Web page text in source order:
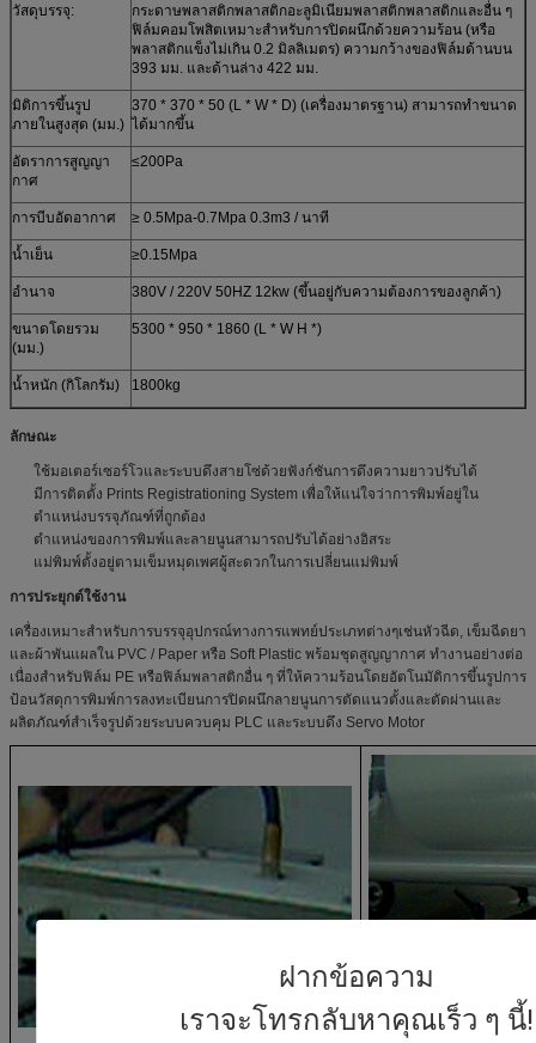
ฝากข้อความ
เราจะโทรกลับหาคุณเร็ว ๆ นี้!
วัสดุบรรจุ:
กระดาษพลาสติกพลาสติกอะลูมิเนียมพลาสติกพลาสติกและอื่น ๆ
ฟิล์มคอมโพสิตเหมาะสำหรับการปิดผนึกด้วยความร้อน (หรือ
พลาสติกแข็งไม่เกิน 0.2 มิลลิเมตร) ความกว้างของฟิล์มด้านบน
393 มม. และด้านล่าง 422 มม.
มิติการขึ้นรูป
ภายในสูงสุด (มม.)
370 * 370 * 50 (L * W * D) (เครื่องมาตรฐาน) สามารถทำขนาด
ได้มากขึ้น
อัตราการสูญญา
กาศ
≤200Pa
การบีบอัดอากาศ ≥ 0.5Mpa-0.7Mpa 0.3m3 / นาที
น้ำเย็น ≥0.15Mpa
อำนาจ 380V / 220V 50HZ 12kw (ขึ้นอยู่กับความต้องการของลูกค้า)
ขนาดโดยรวม
(มม.)
5300 * 950 * 1860 (L * W H *)
น้ำหนัก (กิโลกรัม) 1800kg
ลักษณะ
ใช้มอเตอร์เซอร์โวและระบบดึงสายโซ่ด้วยฟังก์ชันการดึงความยาวปรับได้
มีการติดตั้ง Prints Registrationing System เพื่อให้แน่ใจว่าการพิมพ์อยู่ใน
ตำแหน่งบรรจุภัณฑ์ที่ถูกต้อง
ตำแหน่งของการพิมพ์และลายนูนสามารถปรับได้อย่างอิสระ
แม่พิมพ์ตั้งอยู่ตามเข็มหมุดเพศผู้สะดวกในการเปลี่ยนแม่พิมพ์
การประยุกต์ใช้งาน
เครื่องเหมาะสำหรับการบรรจุอุปกรณ์ทางการแพทย์ประเภทต่างๆเช่นหัวฉีด, เข็มฉีดยา
และผ้าพันแผลใน PVC / Paper หรือ Soft Plastic พร้อมชุดสูญญากาศ ทำงานอย่างต่อ
เนื่องสำหรับฟิล์ม PE หรือฟิล์มพลาสติกอื่น ๆ ที่ให้ความร้อนโดยอัตโนมัติการขึ้นรูปการ
ป้อนวัสดุการพิมพ์การลงทะเบียนการปิดผนึกลายนูนการตัดแนวตั้งและตัดผ่านและ
ผลิตภัณฑ์สำเร็จรูปด้วยระบบควบคุม PLC และระบบดึง Servo Motor